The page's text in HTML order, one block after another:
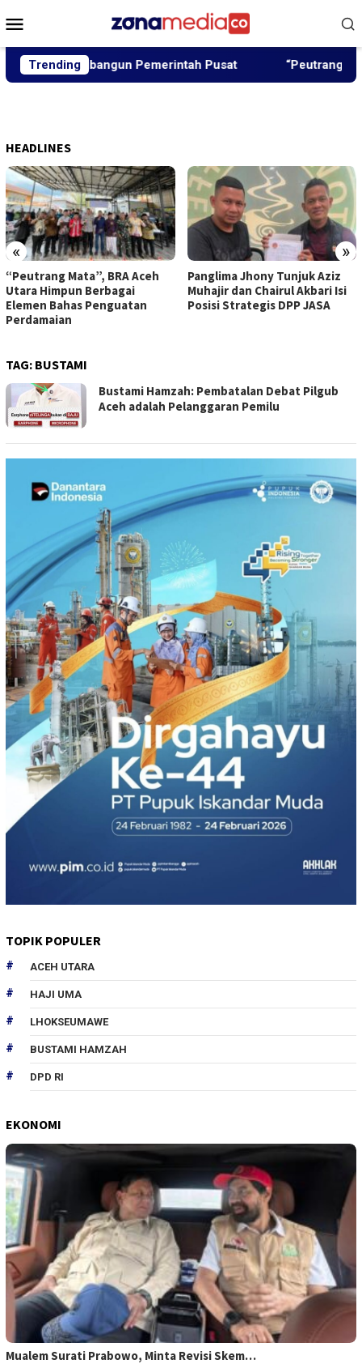
ke
Mobile
Trending
Akan Dibangun Pemerintah Pusat “Peutrang Mata”,
HEADLINES
« »
“Peutrang Mata”, BRA Aceh
Utara Himpun Berbagai
Elemen Bahas Penguatan
Perdamaian
Panglima Jhony Tunjuk Aziz
Muhajir dan Chairul Akbari Isi
Posisi Strategis DPP JASA
TAG: BUSTAMI
Bustami Hamzah: Pembatalan Debat Pilgub
Aceh adalah Pelanggaran Pemilu
TOPIK POPULER
ACEH UTARA
HAJI UMA
LHOKSEUMAWE
BUSTAMI HAMZAH
DPD RI
EKONOMI
Mualem Surati Prabowo, Minta Revisi Skem…